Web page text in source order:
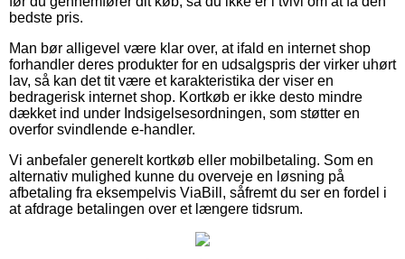
bedste pris.
Man bør alligevel være klar over, at ifald en internet shop
forhandler deres produkter for en udsalgspris der virker uhørt
lav, så kan det tit være et karakteristika der viser en
bedragerisk internet shop. Kortkøb er ikke desto mindre
dækket ind under Indsigelsesordningen, som støtter en
overfor svindlende e-handler.
Vi anbefaler generelt kortkøb eller mobilbetaling. Som en
alternativ mulighed kunne du overveje en løsning på
afbetaling fra eksempelvis ViaBill, såfremt du ser en fordel i
at afdrage betalingen over et længere tidsrum.